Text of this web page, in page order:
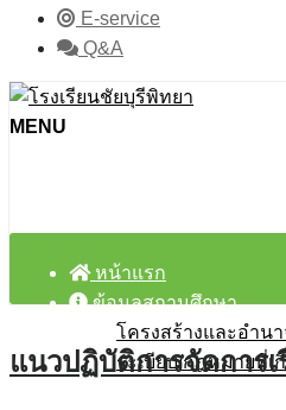
E-service
Q&A
MENU
หน้าแรก
ข้อมูลสถานศึกษา
โครงสร้างและอำน
ระเบียบ/กฎหมายที่เ
แนวปฏิบัติการจัดการเ